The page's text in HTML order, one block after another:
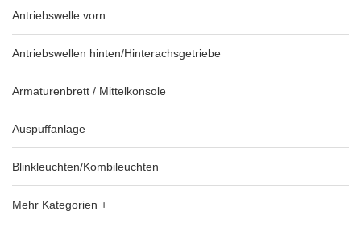
Antriebswelle vorn
Antriebswellen hinten/Hinterachsgetriebe
Armaturenbrett / Mittelkonsole
Auspuffanlage
Blinkleuchten/Kombileuchten
Mehr Kategorien +